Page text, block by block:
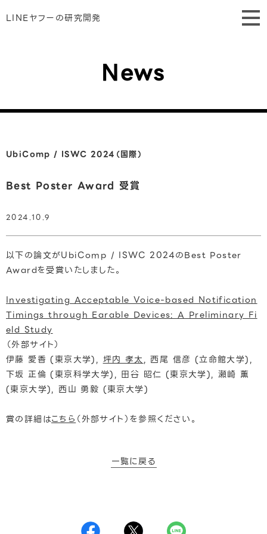
LINEヤフーの研究開発
News
UbiComp / ISWC 2024（国際）
Best Poster Award 受賞
2024.10.9
以下の論文がUbiComp / ISWC 2024のBest Poster
Awardを受賞いたしました。
Investigating Acceptable Voice-based Notification
Timings through Earable Devices: A Preliminary Fi
eld Study
（外部サイト）
伊藤 愛香 (東京大学), 坪内 孝太, 西尾 信彦 (立命館大学),
下坂 正倫 (東京科学大学), 田谷 昭仁 (東京大学), 瀬崎 薫
(東京大学), 西山 勇毅 (東京大学)
賞の詳細はこちら （外部サイト）を参照ください。
一覧に戻る